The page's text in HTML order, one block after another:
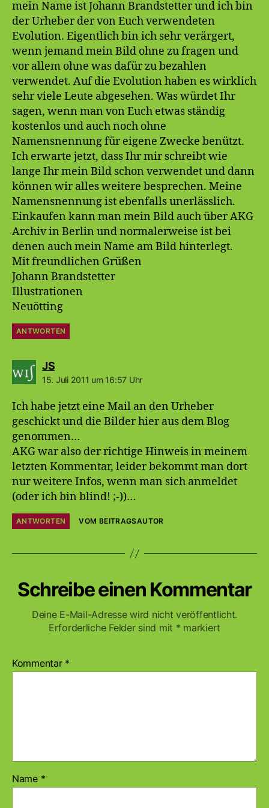
mein Name ist Johann Brandstetter und ich bin
der Urheber der von Euch verwendeten
Evolution. Eigentlich bin ich sehr verärgert,
wenn jemand mein Bild ohne zu fragen und
vor allem ohne was dafür zu bezahlen
verwendet. Auf die Evolution haben es wirklich
sehr viele Leute abgesehen. Was würdet Ihr
sagen, wenn man von Euch etwas ständig
kostenlos und auch noch ohne
Namensnennung für eigene Zwecke benützt.
Ich erwarte jetzt, dass Ihr mir schreibt wie
lange Ihr mein Bild schon verwendet und dann
können wir alles weitere besprechen. Meine
Namensnennung ist ebenfalls unerlässlich.
Einkaufen kann man mein Bild auch über AKG
Archiv in Berlin und normalerweise ist bei
denen auch mein Name am Bild hinterlegt.
Mit freundlichen Grüßen
Johann Brandstetter
Illustrationen
Neuötting
ANTWORTEN
JSsagt:
15. Juli 2011 um 16:57 Uhr
Ich habe jetzt eine Mail an den Urheber
geschickt und die Bilder hier aus dem Blog
genommen…
AKG war also der richtige Hinweis in meinem
letzten Kommentar, leider bekommt man dort
nur weitere Infos, wenn man sich anmeldet
(oder ich bin blind! ;-))…
ANTWORTEN VOM BEITRAGSAUTOR
Schreibe einen Kommentar
Deine E-Mail-Adresse wird nicht veröffentlicht.
Erforderliche Felder sind mit * markiert
Kommentar *
Name *